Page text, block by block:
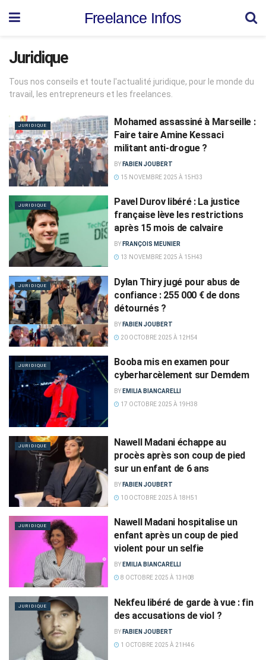
Freelance Infos
Juridique
Tous nos conseils et toute l'actualité juridique, pour le monde du
travail, les entrepreneurs et les freelances.
JURIDIQUE
Mohamed assassiné à Marseille :
Faire taire Amine Kessaci
militant anti-drogue ?
BY FABIEN JOUBERT
15 NOVEMBRE 2025 À 15H33
JURIDIQUE
Pavel Durov libéré : La justice
française lève les restrictions
après 15 mois de calvaire
BY FRANÇOIS MEUNIER
13 NOVEMBRE 2025 À 15H43
JURIDIQUE
Dylan Thiry jugé pour abus de
confiance : 255 000 € de dons
détournés ?
BY FABIEN JOUBERT
20 OCTOBRE 2025 À 12H54
JURIDIQUE
Booba mis en examen pour
cyberharcèlement sur Demdem
BY EMILIA BIANCARELLI
17 OCTOBRE 2025 À 19H38
JURIDIQUE
Nawell Madani échappe au
procès après son coup de pied
sur un enfant de 6 ans
BY FABIEN JOUBERT
10 OCTOBRE 2025 À 18H51
JURIDIQUE
Nawell Madani hospitalise un
enfant après un coup de pied
violent pour un selfie
BY EMILIA BIANCARELLI
8 OCTOBRE 2025 À 13H08
JURIDIQUE
Nekfeu libéré de garde à vue : fin
des accusations de viol ?
BY FABIEN JOUBERT
1 OCTOBRE 2025 À 21H46